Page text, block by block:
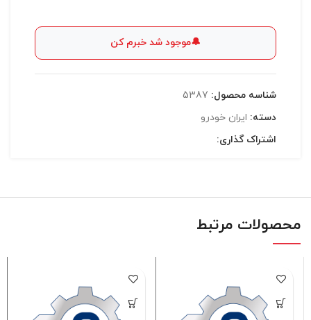
🔔موجود شد خبرم کن
شناسه محصول: 5387
دسته: ايران خودرو
اشتراک گذاری:
محصولات مرتبط